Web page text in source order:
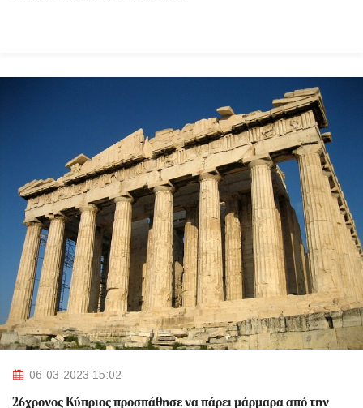
06-03-2023 15:02
26χρονος Κύπριος προσπάθησε να πάρει μάρμαρα από την